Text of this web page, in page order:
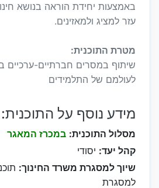
באמצעות יחידת הוראה בנושא
עזר למציג ולמאזינים.
מטרת התוכנית:
שיתוף במסרים חברתיים-ערכיים
לעולמם של התלמידים
מידע נוסף על התוכנית:
מסלול התוכנית: במכרז המאגר
קהל יעד: יסודי
שיוך למסגרת משרד החינוך:
למסגרת